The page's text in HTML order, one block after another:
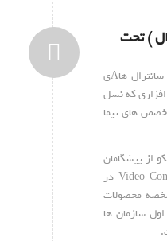
) تحت
نصب و راه اندازی مدل های مختلف سانترال هاAی
که نسل
های تیما
از پیشگامان
ارایه سیستم های VoIP و Video Conference در
محصولات
سازمان ها